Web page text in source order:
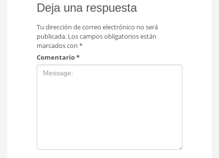
Deja una respuesta
Tu dirección de correo electrónico no será
publicada. Los campos obligatorios están
marcados con *
Comentario*